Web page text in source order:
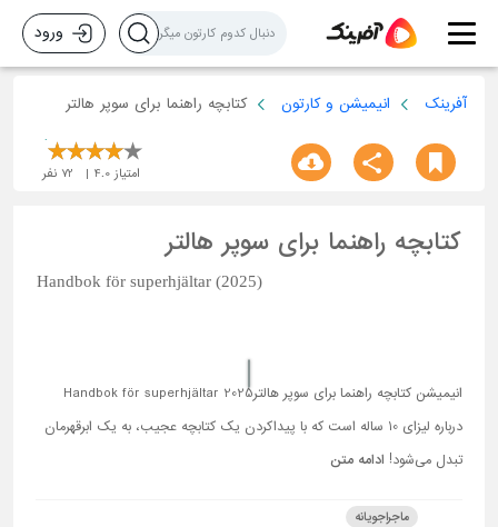
ورود
آفرینک انیمیشن و کارتون کتابچه راهنما برای سوپر هالتر
امتیاز 4.0
72 نفر
کتابچه راهنما برای سوپر هالتر
Handbok för superhjältar (2025)
انیمیشن کتابچه راهنما برای سوپر هالترHandbok för superhjältar 2025
درباره لیزای 10 ساله است که با پیداکردن یک کتابچه عجیب، به یک ابرقهرمان
تبدل می‌شود! ادامه متن
ماجراجویانه